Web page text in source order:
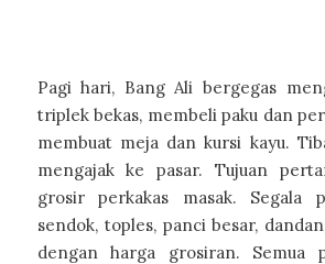
Pagi hari, Bang Ali bergegas
triplek bekas, membeli paku dan
membuat meja dan kursi kayu.
mengajak ke pasar. Tujuan
grosir perkakas masak. Segala
sendok, toples, panci besar,
dengan harga grosiran. Semua